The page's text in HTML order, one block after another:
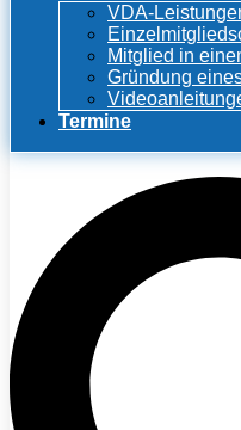
VDA-
Mitglied in
Gründung
Termine